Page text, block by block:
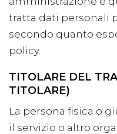
tratta dati personali
secondo quanto
policy.
TITOLARE DEL
TITOLARE)
La persona fisica o
il servizio o altro